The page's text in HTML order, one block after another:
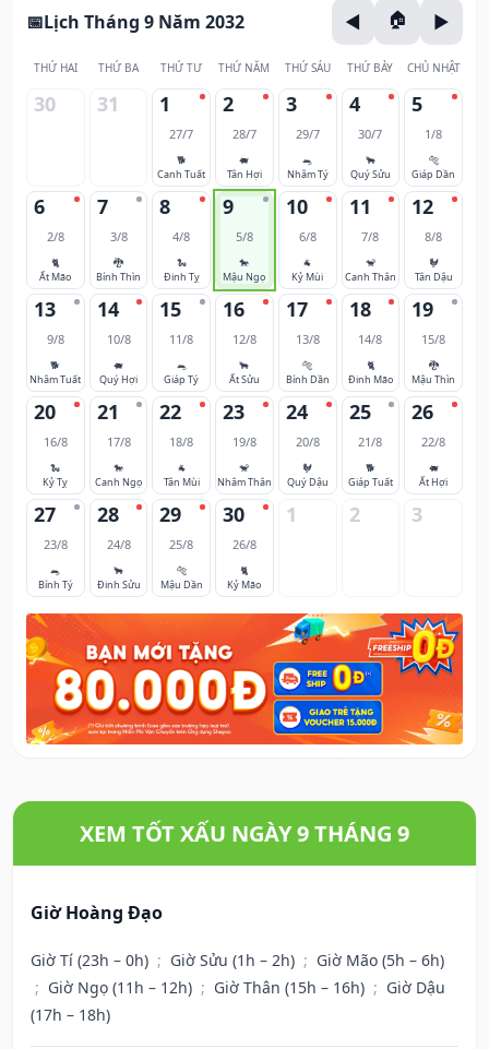
Lịch Tháng 9 Năm 2032
THỨ HAI THỨ BA THỨ TƯ THỨ NĂM THỨ SÁU THỨ BẢY CHỦ NHẬT
30 31 1
27/7
🐕
Canh Tuất
2
28/7
🐖
Tân Hợi
3
29/7
🐀
Nhâm Tý
4
30/7
🐂
Quý Sửu
5
1/8
🐅
Giáp Dần
6
2/8
🐈
Ất Mão
7
3/8
🐉
Bính Thìn
8
4/8
🐍
Đinh Tỵ
9
5/8
🐎
Mậu Ngọ
10
6/8
🐐
Kỷ Mùi
11
7/8
🐒
Canh Thân
12
8/8
🐓
Tân Dậu
13
9/8
🐕
Nhâm Tuất
14
10/8
🐖
Quý Hợi
15
11/8
🐀
Giáp Tý
16
12/8
🐂
Ất Sửu
17
13/8
🐅
Bính Dần
18
14/8
🐈
Đinh Mão
19
15/8
🐉
Mậu Thìn
20
16/8
🐍
Kỷ Tỵ
21
17/8
🐎
Canh Ngọ
22
18/8
🐐
Tân Mùi
23
19/8
🐒
Nhâm Thân
24
20/8
🐓
Quý Dậu
25
21/8
🐕
Giáp Tuất
26
22/8
🐖
Ất Hợi
27
23/8
🐀
Bính Tý
28
24/8
🐂
Đinh Sửu
29
25/8
🐅
Mậu Dần
30
26/8
🐈
Kỷ Mão
1 2 3
XEM TỐT XẤU NGÀY 9 THÁNG 9
Giờ Hoàng Đạo
Giờ Tí (23h – 0h) ; Giờ Sửu (1h – 2h) ; Giờ Mão (5h – 6h)
; Giờ Ngọ (11h – 12h) ; Giờ Thân (15h – 16h) ; Giờ Dậu
(17h – 18h)